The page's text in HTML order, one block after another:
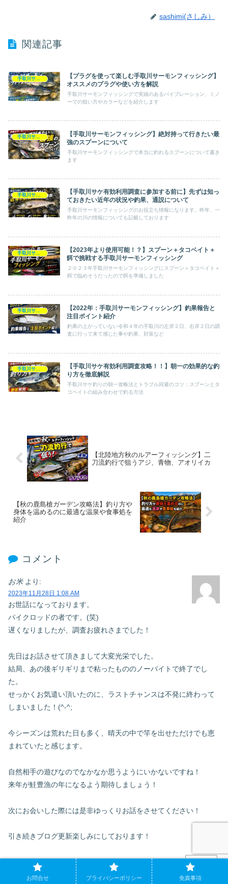
sashimi(さしみ）
関連記事
【プラグを使って楽しむ手取川サーモンフィッシング】
オススメのプラグや使い方を解説
手取川サーモンフィッシングで実績のあるバイブレーション、ミノ
ーでの狙い方やカラーなどを紹介します
【手取川サーモンフィッシング】絶対持って行きたい最
強のスプーンについて
手取川サーモンフィッシングで本当に釣れるスプーンについて書き
ます
【手取川サケ有効利用調査に参加する前に】先ずは知っ
ておきたい近年の状況や釣果、通説について
手取川サーモンフィッシングのお役立ち情報になります。昨年、一
昨年の川の情報についても記載しております
【2023年より使用可能！？】スプーン＋タコベイト＋
餌で挑戦する手取川サーモンフィッシング
２０２３年手取川サーモンフィッシングにスプーン＋タコベイト＋
餌で臨めそうだったので餌を準備しました
手取川サーモンフィッシング
【2022年：手取川サーモンフィッシング】釣果報告と
注目ポイント紹介
釣果の上がっていない令和４年の手取川の左岸２日、右岸２日の調
査に行って来て感じた事や釣果、対策など
手取川サーモンフィッシング
【手取川サケ有効利用調査攻略！！】朝一の効果的な釣
り方を徹底解説
手取川サケ釣りの朝一攻略法とトラブル回避のコツ：スプーンとタ
コベイトの組み合わせで釣る方法
【北陸地方秋のルアーフィッシング】二
刀流釣行で狙うアジ、青物、アオリイカ
【秋の鹿島槍ガーデン攻略法】釣り方や
身体を温めるのに最適な温泉や食事処を
紹介
コメント
お米 より:
2023年11月28日 1:08 AM
お世話になっております。
パイクロッドの者です。(笑)
遅くなりましたが、調査お疲れさまでした！
先日はお話させて頂きまして大変光栄でした。
結局、あの後ギリギリまで粘ったもののノーバイトで終了でし
た。
せっかくお気遣い頂いたのに、ラストチャンスは不発に終わって
しまいました！(^-^;
今シーズンは荒れた日も多く、晴天の中で竿を出せただけでも恵
まれていたと感じます。
自然相手の遊びなのでなかなか思うようにいかないですね！
来年が鮭豊漁の年になるよう期待しましょう！
次にお会いした際には是非ゆっくりお話をさせてください！
引き続きブログ更新楽しみにしております！
お問合せ プライバシーポリシー 免責事項